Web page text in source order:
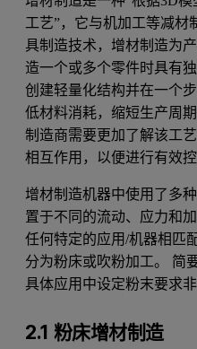
工艺”，它与机加工等减材
具制造技术，增材制造为
造一个或多个零件时具有
创建轻量化结构并在一个
低材料消耗，缩短生产周
制造商需要更加了解该工
相互作用，以便进行有效控
增材制造机器中使用了多
置于不同的流动、应力和
任何特定的应用/机器相匹
分为粉床或吹粉加工。 简
具体应用中设定粉末要求非
2.1 粉床增材制造